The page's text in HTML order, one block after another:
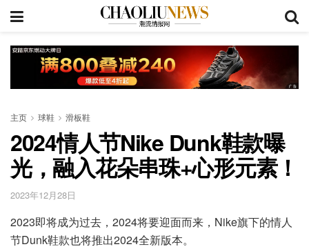
主页 球鞋 滑板鞋
2024情人节Nike Dunk鞋款曝
光，融入花朵串珠+心形元素！
2023年12月28日
2023即将成为过去，2024将要迎面而来，Nike旗下的情人
节Dunk鞋款也将推出2024全新版本。